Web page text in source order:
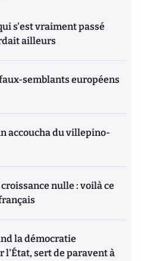
s'est vraiment passé
ailleurs
semblants européens
accoucha du villepino-
nulle : voilà ce
la démocratie
l'État, sert de paravent à